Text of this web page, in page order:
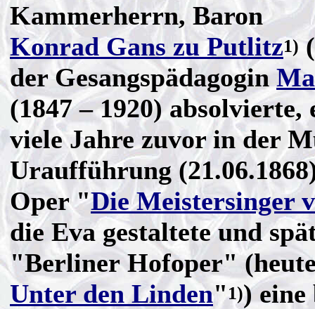
Kammerherrn, Baron
Konrad Gans zu Putlitz1)
der Gesangspädagogin
(1847 – 1920) absolvierte,
viele Jahre zuvor in der
Uraufführung
Oper "Die Meistersinger
die Eva gestaltete und
"Berliner Hofoper"
Unter den Linden"1)) eine